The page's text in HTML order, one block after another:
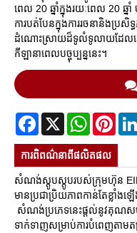
ពេល 20 ឆ្នាំក្នុងរយៈពេល 20 ឆ្
ការបត់បែនក្នុងការរចនានិងប្
ដំណោះស្រាយដ៏ទូលំទូលាយដែលឆ្ល
កីឡានាពេលបច្ចុប្បន្ននេះ។
Facebook
X WhatsApp
ការ​ពិពណ៌នា​ពី​ផលិតផល
សំណង់ស្តូបស្តូបរបស់ក្រុមហ៊ុន
មានប្រជាប្រិយភាពកាន់តែខ្លាំង
សំណង់ប្រភេទនេះផ្តល់នូវគុណសម្បត្
ទាក់ទាញសម្រាប់ការបំពេញតាមត